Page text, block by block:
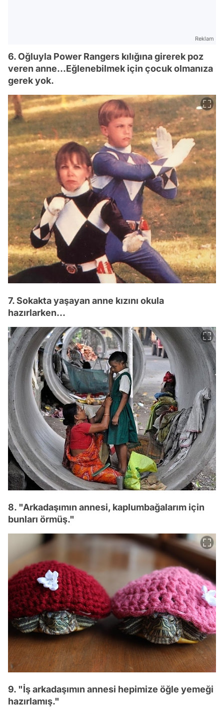
Reklam
6. Oğluyla Power Rangers kılığına girerek poz
veren anne...Eğlenebilmek için çocuk olmanıza
gerek yok.
7. Sokakta yaşayan anne kızını okula
hazırlarken...
8. "Arkadaşımın annesi, kaplumbağalarım için
bunları örmüş."
9. "İş arkadaşımın annesi hepimize öğle yemeği
hazırlamış."